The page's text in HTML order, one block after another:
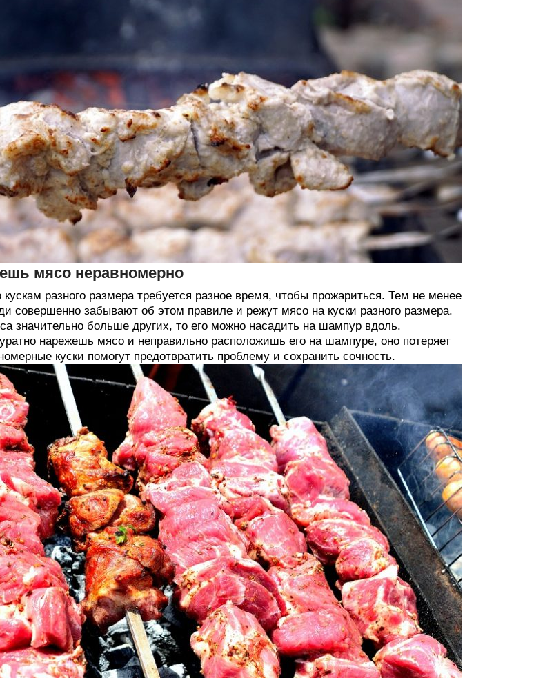
мясо неравномерно
разного размера требуется разное время, чтобы прожариться. Тем не менее
совершенно забывают об этом правиле и режут мясо на куски разного размера.
значительно больше других, то его можно насадить на шампур вдоль.
нарежешь мясо и неправильно расположишь его на шампуре, оно потеряет
куски помогут предотвратить проблему и сохранить сочность.